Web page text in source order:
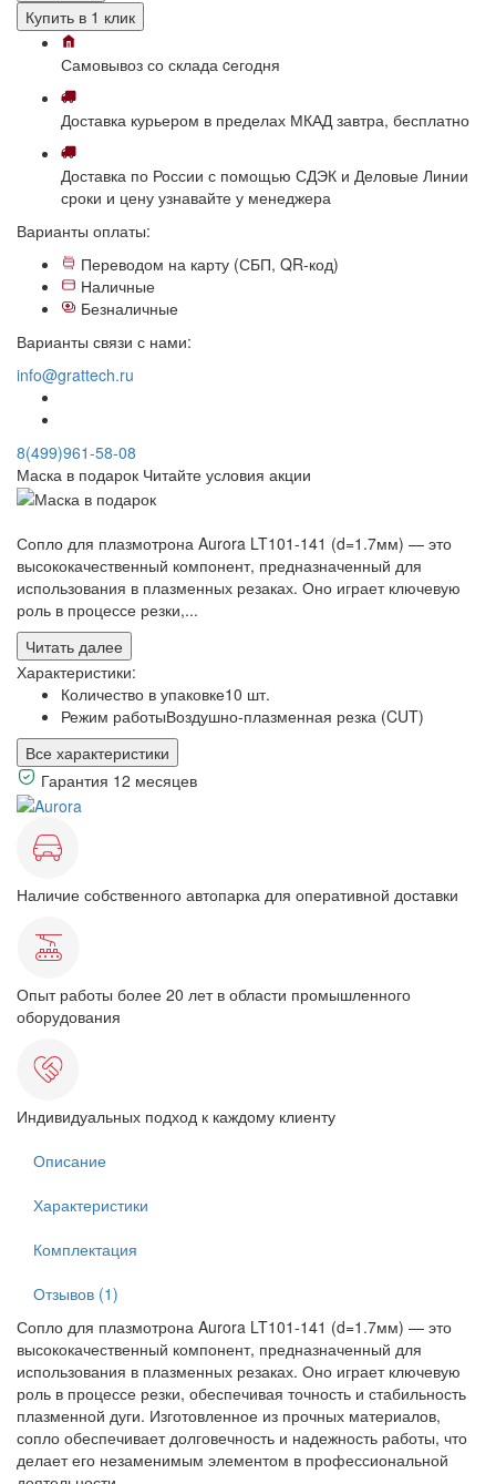
Купить в 1 клик
Самовывоз со склада cегодня
Доставка курьером в пределах МКАД завтра, бесплатно
Доставка по России с помощью СДЭК и Деловые Линии
сроки и цену узнавайте у менеджера
Варианты оплаты:
Переводом на карту (СБП, QR-код)
Наличные
Безналичные
Варианты связи с нами:
info@grattech.ru
8(499)961-58-08
Маска в подарок Читайте условия акции
Сопло для плазмотрона Aurora LT101-141 (d=1.7мм) — это
высококачественный компонент, предназначенный для
использования в плазменных резаках. Оно играет ключевую
роль в процессе резки,...
Читать далее
Характеристики:
Количество в упаковке10 шт.
Режим работыВоздушно-плазменная резка (CUT)
Все характеристики
Гарантия 12 месяцев
Наличие собственного автопарка для оперативной доставки
Опыт работы более 20 лет в области промышленного
оборудования
Индивидуальных подход к каждому клиенту
Описание
Характеристики
Комплектация
Отзывов (1)
Сопло для плазмотрона Aurora LT101-141 (d=1.7мм) — это
высококачественный компонент, предназначенный для
использования в плазменных резаках. Оно играет ключевую
роль в процессе резки, обеспечивая точность и стабильность
плазменной дуги. Изготовленное из прочных материалов,
сопло обеспечивает долговечность и надежность работы, что
делает его незаменимым элементом в профессиональной